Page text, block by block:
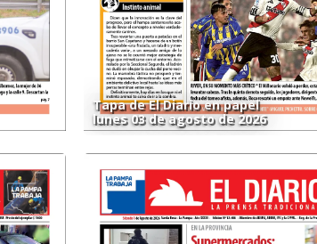
Tapa de El Diario en papel
lunes 03 de agosto de 2026